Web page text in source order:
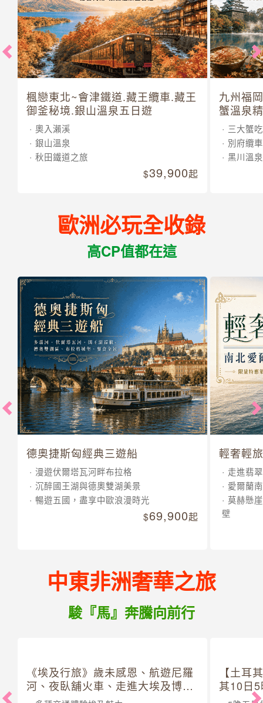
楓戀東北~會津鐵道.藏王纜車.藏王
御釜秘境.銀山溫泉五日遊
奧入瀨溪
銀山溫泉
秋田鐵道之旅
39,900起
九州福
蟹溫泉
三大蟹
別府纜車
黑川溫泉
歐洲必玩全收錄
高CP值都在這
德奧捷斯匈經典三遊船
漫遊伏爾塔瓦河畔布拉格
沉醉國王湖與德奧雙湖美景
暢遊五國，盡享中歐浪漫時光
69,900起
輕奢輕
走進翡
愛爾蘭
莫赫懸
壁
中東非洲奢華之旅
駿『馬』奔騰向前行
《埃及行旅》歲未感恩、航遊尼羅
河、夜臥舖火車、走進大埃及博物
館 10 日
【土耳
其10日